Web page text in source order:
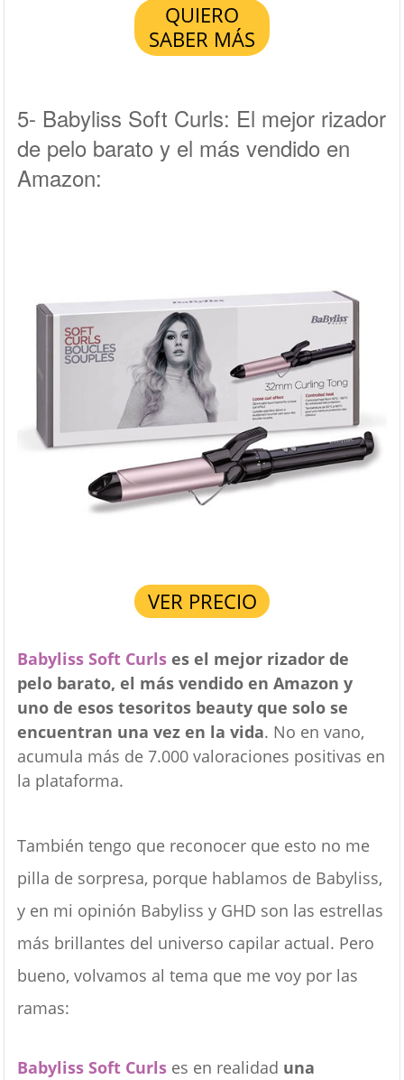
QUIERO
SABER MÁS
5- Babyliss Soft Curls: El mejor rizador
de pelo barato y el más vendido en
Amazon:
VER PRECIO
Babyliss Soft Curlses el mejor rizador de
pelo barato, el más vendido en Amazon y
uno de esos tesoritos beauty que solo se
encuentran una vez en la vida. No en vano,
acumula más de 7.000 valoraciones positivas en
la plataforma.
También tengo que reconocer que esto no me
pilla de sorpresa, porque hablamos de Babyliss,
y en mi opinión Babyliss y GHD son las estrellas
más brillantes del universo capilar actual. Pero
bueno, volvamos al tema que me voy por las
ramas:
Babyliss Soft Curlses en realidad una